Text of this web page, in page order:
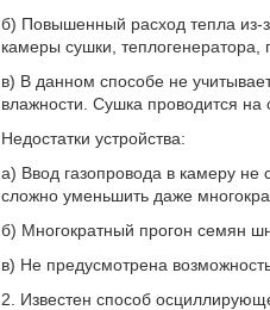
б) Повышенный расход тепла из-
камеры сушки, теплогенератора,
в) В данном способе не
влажности. Сушка проводится на
Недостатки устройства:
а) Ввод газопровода в камеру не
сложно уменьшить даже
б) Многократный прогон семян
в) Не предусмотрена
2. Известен способ